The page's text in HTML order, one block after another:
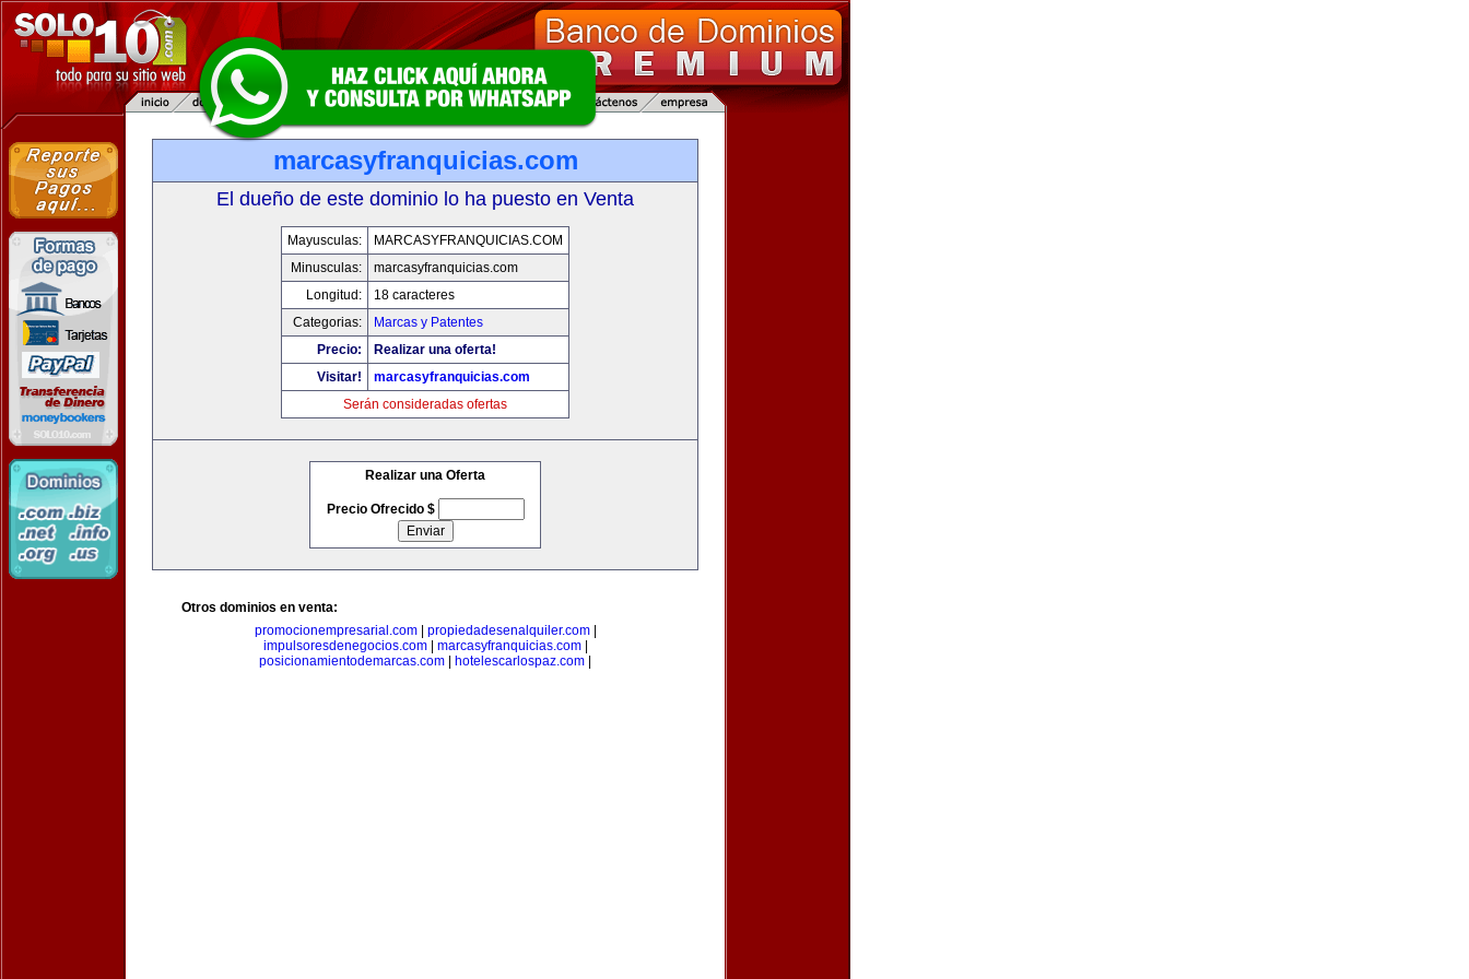
marcasyfranquicias.com
El dueño de este dominio lo ha puesto en Venta
Mayusculas:
MARCASYFRANQUICIAS.COM
Minusculas:
marcasyfranquicias.com
Longitud:
18 caracteres
Categorias:
Marcas y Patentes
Precio:
Realizar una oferta!
Visitar!
marcasyfranquicias.com
Serán consideradas ofertas
Realizar una Oferta
Precio Ofrecido $
Otros dominios en venta:
promocionempresarial.com| propiedadesenalquiler.com|
impulsoresdenegocios.com| marcasyfranquicias.com|
posicionamientodemarcas.com
hotelescarlospaz.com